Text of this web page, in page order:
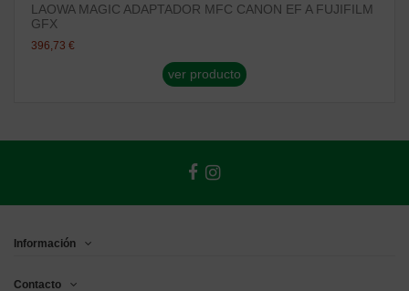
LAOWA MAGIC ADAPTADOR MFC CANON EF A FUJIFILM
GFX
396,73 €
ver producto
Información
Contacto